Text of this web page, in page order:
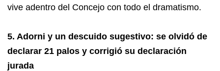
vive adentro del Concejo con todo el dramatismo.
5. Adorni y un descuido sugestivo: se olvidó de
declarar 21 palos y corrigió su declaración
jurada